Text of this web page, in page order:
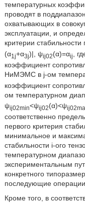
температурных
проводят в
охватывающих в
эксплуатации, и
критерии
(α1j+α3j)|, ψij02(α)=αij ,
коэффициент
НиМЭМС в j-ом
коэффициент
ом температурном
ψij02min<ψij02(α)<ψ
соответственно
первого критерия
минимальное и
стабильности i-ого
температурном
экспериментальным
конкретного
последующие операции.
Кроме того, в